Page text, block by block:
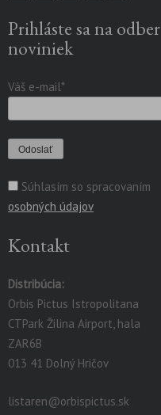
Prihláste sa na odber
noviniek
Váš e-mail*
Súhlasím so spracovaním
osobných údajov
Kontakt
Distribúcia:
Orbis Pictus Istropolitana
CTPark Žilina Airport, hala
ZAR6B
013 41 Dolný Hričov
listaren@orbispictus.sk